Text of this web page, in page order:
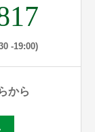
-19:00)
から